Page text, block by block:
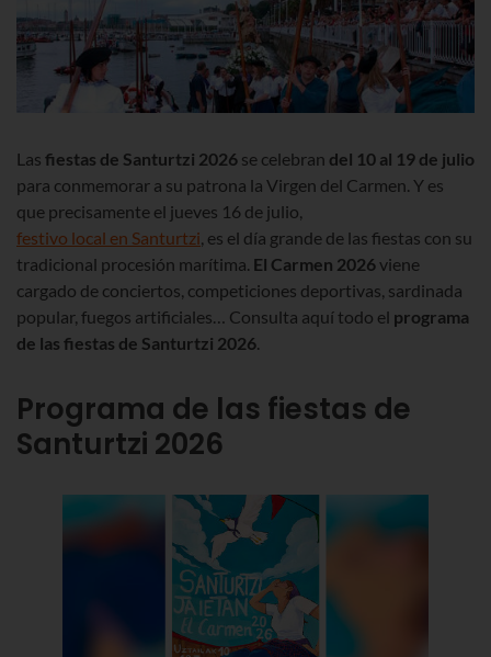
Las fiestas de Santurtzi 2026 se celebran del 10 al 19 de julio
para conmemorar a su patrona la Virgen del Carmen. Y es
que precisamente el jueves 16 de julio,
festivo local en Santurtzi, es el día grande de las fiestas con su
tradicional procesión marítima. El Carmen 2026viene
cargado de conciertos, competiciones deportivas, sardinada
popular, fuegos artificiales… Consulta aquí todo el programa
de las fiestas de Santurtzi 2026.
Programa de las fiestas de
Santurtzi 2026